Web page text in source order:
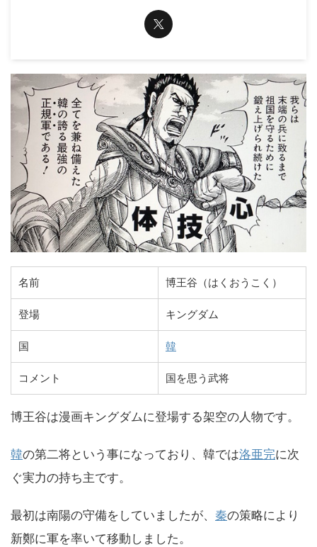
名前 博王谷（はくおうこく）
登場 キングダム
国 韓
コメント 国を思う武将
博王谷は漫画キングダムに登場する架空の人物です。
韓の第二将という事になっており、韓では洛亜完に次
ぐ実力の持ち主です。
最初は南陽の守備をしていましたが、 秦の策略により
新鄭に軍を率いて移動しました。